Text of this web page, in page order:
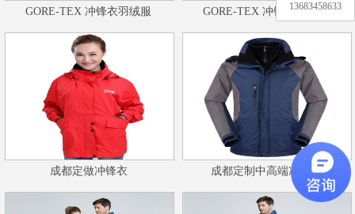
GORE-TEX 冲锋衣羽绒服 GORE-TEX 冲锋衣羽绒服
成都定做冲锋衣 成都定制中高端冲锋衣
13683458633